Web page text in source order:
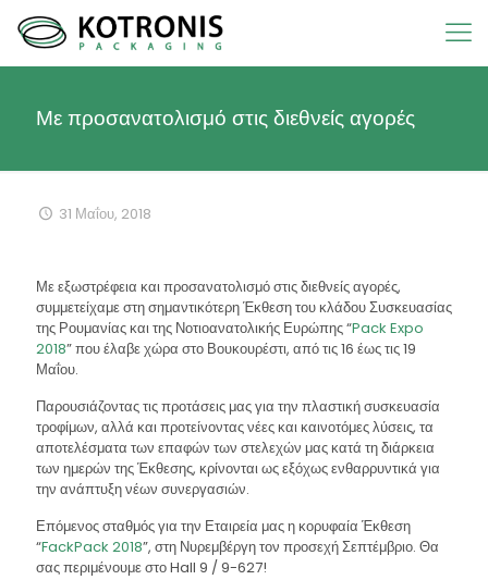
Με προσανατολισμό στις διεθνείς αγορές
31 Μαΐου, 2018
Με εξωστρέφεια και προσανατολισμό στις διεθνείς αγορές,
συμμετείχαμε στη σημαντικότερη Έκθεση του κλάδου Συσκευασίας
της Ρουμανίας και της Νοτιοανατολικής Ευρώπης “Pack Expo
2018” που έλαβε χώρα στο Βουκουρέστι, από τις 16 έως τις 19
Μαΐου.
Παρουσιάζοντας τις προτάσεις μας για την πλαστική συσκευασία
τροφίμων, αλλά και προτείνοντας νέες και καινοτόμες λύσεις, τα
αποτελέσματα των επαφών των στελεχών μας κατά τη διάρκεια
των ημερών της Έκθεσης, κρίνονται ως εξόχως ενθαρρυντικά για
την ανάπτυξη νέων συνεργασιών.
Επόμενος σταθμός για την Εταιρεία μας η κορυφαία Έκθεση
“FackPack 2018”, στη Νυρεμβέργη τον προσεχή Σεπτέμβριο. Θα
σας περιμένουμε στο Hall 9 / 9-627!